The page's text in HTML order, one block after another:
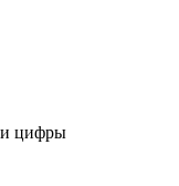
и цифры